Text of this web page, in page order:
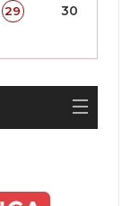
29
30